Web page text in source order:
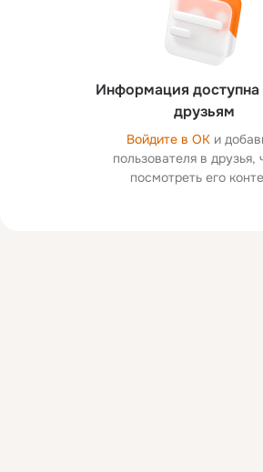
Информация доступна
друзьям
Войдите в ОК и
пользователя в друзья,
посмотреть его